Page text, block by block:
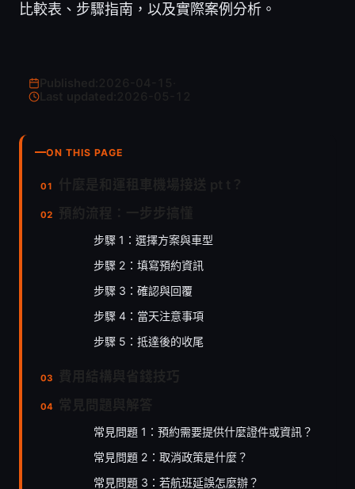
比較表、步驟指南，以及實際案例分析。
Last updated:
ON THIS PAGE
步驟 1：選擇方案與車型
步驟 2：填寫預約資訊
步驟 3：確認與回覆
步驟 4：當天注意事項
步驟 5：抵達後的收尾
常見問題 1：預約需要提供什麼證件或資訊？
常見問題 2：取消政策是什麼？
常見問題 3：若航班延誤怎麼辦？